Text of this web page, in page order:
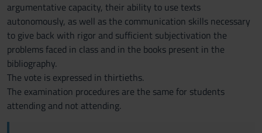
argumentative capacity, their ability to use texts
autonomously, as well as the communication skills necessary
to give back with rigor and sufficient subjectivation the
problems faced in class and in the books present in the
bibliography.
The vote is expressed in thirtieths.
The examination procedures are the same for students
attending and not attending.